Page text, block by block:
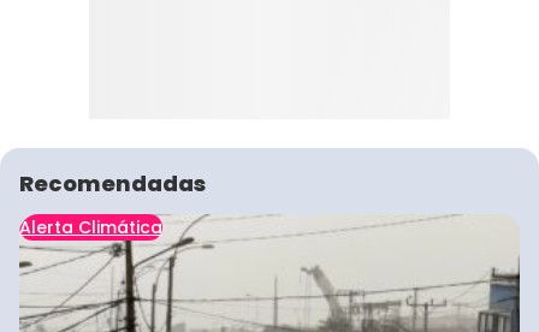
Recomendadas
Alerta Climática